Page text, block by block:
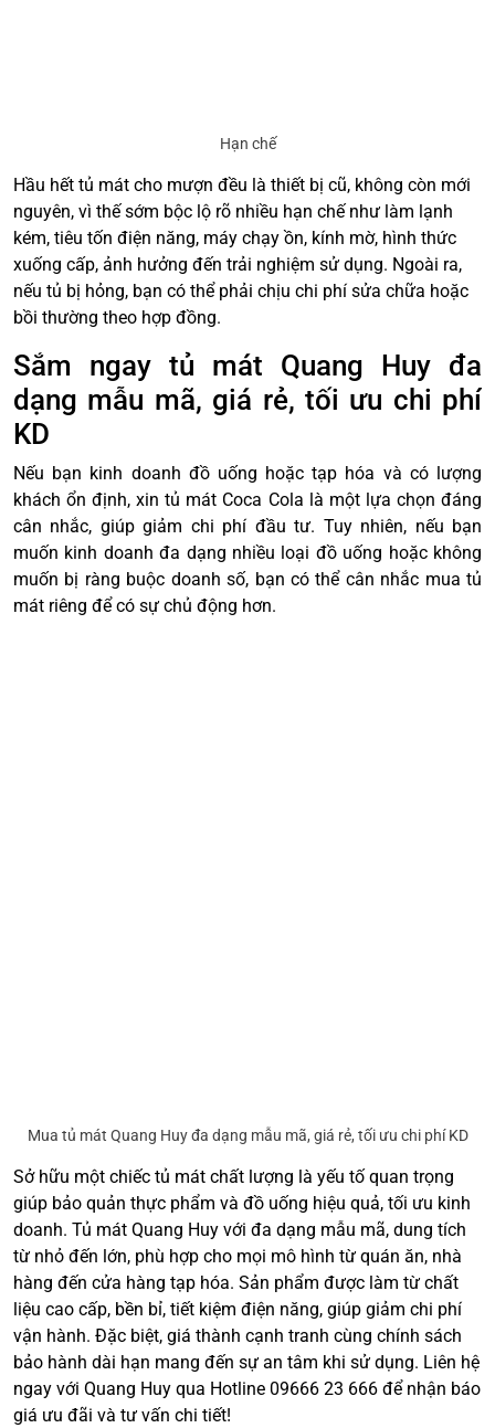
Hạn chế
Hầu hết tủ mát cho mượn đều là thiết bị cũ, không còn mới
nguyên, vì thế sớm bộc lộ rõ nhiều hạn chế như làm lạnh
kém, tiêu tốn điện năng, máy chạy ồn, kính mờ, hình thức
xuống cấp, ảnh hưởng đến trải nghiệm sử dụng. Ngoài ra,
nếu tủ bị hỏng, bạn có thể phải chịu chi phí sửa chữa hoặc
bồi thường theo hợp đồng.
Sắm ngay tủ mát Quang Huy đa
dạng mẫu mã, giá rẻ, tối ưu chi phí
KD
Nếu bạn kinh doanh đồ uống hoặc tạp hóa và có lượng
khách ổn định, xin tủ mát Coca Cola là một lựa chọn đáng
cân nhắc, giúp giảm chi phí đầu tư. Tuy nhiên, nếu bạn
muốn kinh doanh đa dạng nhiều loại đồ uống hoặc không
muốn bị ràng buộc doanh số, bạn có thể cân nhắc mua tủ
mát riêng để có sự chủ động hơn.
Mua tủ mát Quang Huy đa dạng mẫu mã, giá rẻ, tối ưu chi phí KD
Sở hữu một chiếc tủ mát chất lượng là yếu tố quan trọng
giúp bảo quản thực phẩm và đồ uống hiệu quả, tối ưu kinh
doanh. Tủ mát Quang Huy với đa dạng mẫu mã, dung tích
từ nhỏ đến lớn, phù hợp cho mọi mô hình từ quán ăn, nhà
hàng đến cửa hàng tạp hóa. Sản phẩm được làm từ chất
liệu cao cấp, bền bỉ, tiết kiệm điện năng, giúp giảm chi phí
vận hành. Đặc biệt, giá thành cạnh tranh cùng chính sách
bảo hành dài hạn mang đến sự an tâm khi sử dụng. Liên hệ
ngay với Quang Huy qua Hotline 09666 23 666 để nhận báo
giá ưu đãi và tư vấn chi tiết!